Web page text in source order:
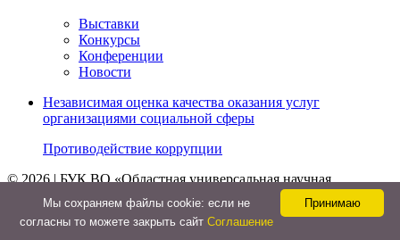
Выставки
Конкурсы
Конференции
Новости
Независимая оценка качества оказания услуг
организациями социальной сферы
Противодействие коррупции
© 2026 | БУК ВО «Областная универсальная научная
библиотека»
Принимаю
Мы cохраняем файлы cookie: если не
согласны то можете закрыть сайт Соглашение